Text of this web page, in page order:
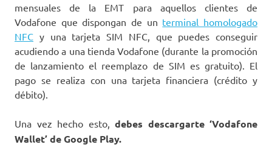
mensuales de la EMT para aquellos clientes de
Vodafone que dispongan de un terminal homologado
NFC y una tarjeta SIM NFC, que puedes conseguir
acudiendo a una tienda Vodafone (durante la promoción
de lanzamiento el reemplazo de SIM es gratuito). El
pago se realiza con una tarjeta financiera (crédito y
débito).
Una vez hecho esto, debes descargarte ‘Vodafone
Wallet’ de Google Play.